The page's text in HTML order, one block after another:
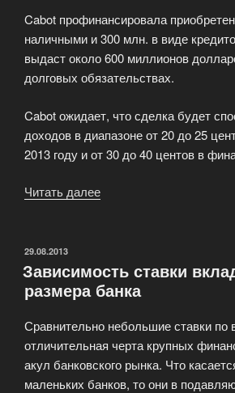
Cabot профинансировала
наличными и 300 млн. в виде
выдаст около 600 миллионов
долговых обязательствах.
Cabot ожидает, что сделка будет
доходов в диапазоне от 20 до 25
2013 году и от 30 до 40 центов в
Читать далее
и
новые
ОПУБЛИКОВАНО
29.08.2013
Зависимость ставки
размера банка
Сравнительно небольшие ставки по
отличительная черта крупных
акул банковского рынка. Что
маленьких банков, то они в